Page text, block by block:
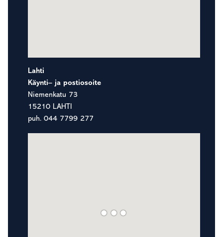
Lahti
Käynti– ja postiosoite
Niemenkatu 73
15210 LAHTI
puh. 044 7799 277